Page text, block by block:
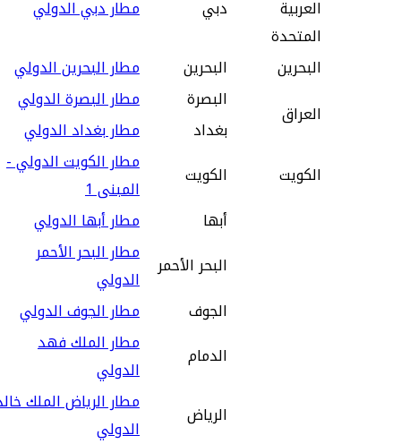
العربية
المتحدة
دبي مطار دبي الدولي
البحرين البحرين
مطار البحرين الدولي
العراق
البصرة‎
مطار البصرة الدولي
بغداد
مطار بغداد الدولي
الكويت
الكويت
مطار الكويت الدولي -
المبنى 1
أبها
مطار أبها الدولي
البحر الأحمر
مطار البحر الأحمر
الدولي
الجوف
مطار الجوف الدولي
الدمام
مطار الملك فهد
الدولي
الرياض
مطار الرياض الملك
الدولي